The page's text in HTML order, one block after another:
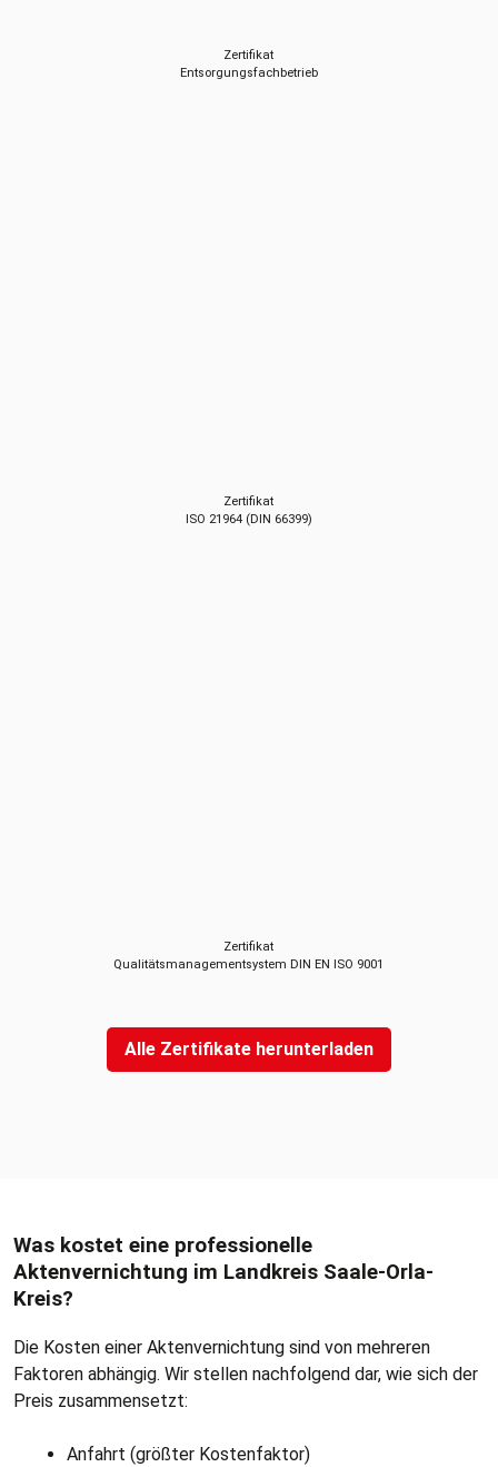
Zertifikat
Entsorgungsfachbetrieb
Zertifikat
ISO 21964 (DIN 66399)
Zertifikat
Qualitätsmanagementsystem DIN EN ISO 9001
Alle Zertifikate herunterladen
Was kostet eine professionelle
Aktenvernichtung im Landkreis Saale-Orla-
Kreis?
Die Kosten einer Aktenvernichtung sind von mehreren
Faktoren abhängig. Wir stellen nachfolgend dar, wie sich der
Preis zusammensetzt:
Anfahrt (größter Kostenfaktor)